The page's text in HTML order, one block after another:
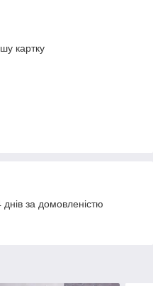
картку
за домовленістю